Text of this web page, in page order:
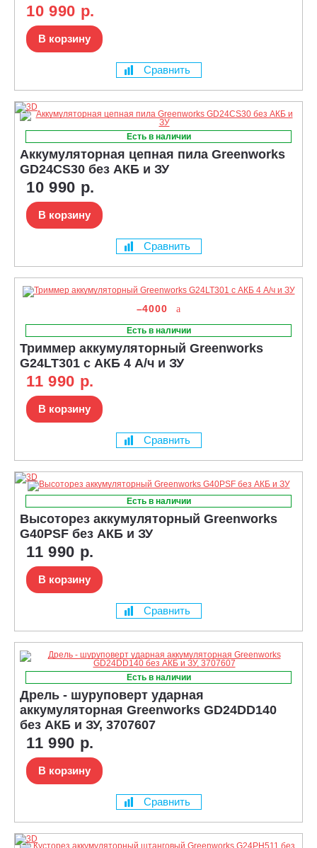
10 990 р.
В корзину
Сравнить
Есть в наличии
Аккумуляторная цепная пила Greenworks
GD24CS30 без АКБ и ЗУ
10 990 р.
В корзину
Сравнить
–4000
Есть в наличии
Триммер аккумуляторный Greenworks
G24LT301 с АКБ 4 А/ч и ЗУ
11 990 р.
В корзину
Сравнить
Есть в наличии
Высоторез аккумуляторный Greenworks
G40PSF без АКБ и ЗУ
11 990 р.
В корзину
Сравнить
Есть в наличии
Дрель - шуруповерт ударная
аккумуляторная Greenworks GD24DD140
без АКБ и ЗУ, 3707607
11 990 р.
В корзину
Сравнить